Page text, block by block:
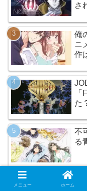
さ
俺
ニ
作
た
不
る
メニュー ホーム